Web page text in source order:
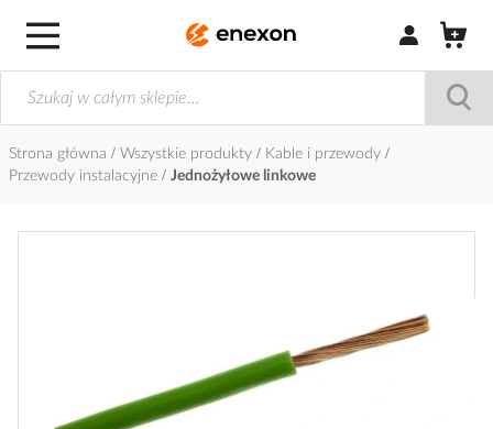
Zaloguj się /
Strona główna Wszystkie produkty
Kable i przewody
Przewody instalacyjne
Jednożyłowe linkowe